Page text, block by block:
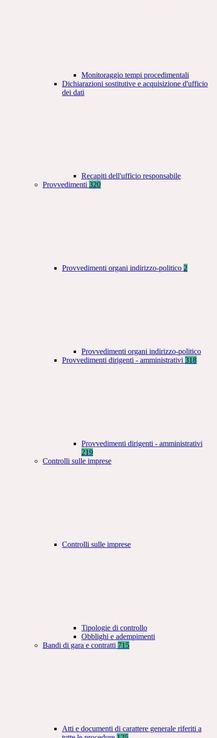
Monitoraggio tempi procedimentali
Dichiarazioni sostitutive e acquisizione d'ufficio
dei dati
Recapiti dell'ufficio responsabile
Provvedimenti 320
Provvedimenti organi indirizzo-politico 2
Provvedimenti organi indirizzo-politico
Provvedimenti dirigenti - amministrativi 318
Provvedimenti dirigenti - amministrativi
219
Controlli sulle imprese
Controlli sulle imprese
Tipologie di controllo
Obblighi e adempimenti
Bandi di gara e contratti 715
Atti e documenti di carattere generale riferiti a